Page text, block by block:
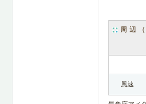
周辺
風速